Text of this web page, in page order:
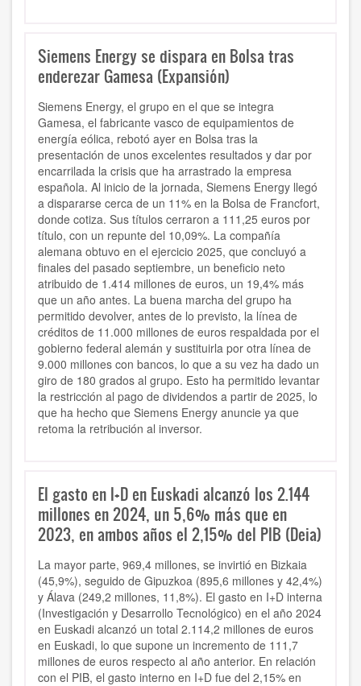
Siemens Energy se dispara en Bolsa tras
enderezar Gamesa (Expansión)
Siemens Energy, el grupo en el que se integra
Gamesa, el fabricante vasco de equipamientos de
energía eólica, rebotó ayer en Bolsa tras la
presentación de unos excelentes resultados y dar por
encarrilada la crisis que ha arrastrado la empresa
española. Al inicio de la jornada, Siemens Energy llegó
a dispararse cerca de un 11% en la Bolsa de Francfort,
donde cotiza. Sus títulos cerraron a 111,25 euros por
título, con un repunte del 10,09%. La compañía
alemana obtuvo en el ejercicio 2025, que concluyó a
finales del pasado septiembre, un beneficio neto
atribuido de 1.414 millones de euros, un 19,4% más
que un año antes. La buena marcha del grupo ha
permitido devolver, antes de lo previsto, la línea de
créditos de 11.000 millones de euros respaldada por el
gobierno federal alemán y sustituirla por otra línea de
9.000 millones con bancos, lo que a su vez ha dado un
giro de 180 grados al grupo. Esto ha permitido levantar
la restricción al pago de dividendos a partir de 2025, lo
que ha hecho que Siemens Energy anuncie ya que
retoma la retribución al inversor.
El gasto en I+D en Euskadi alcanzó los 2.144
millones en 2024, un 5,6% más que en
2023, en ambos años el 2,15% del PIB (Deia)
La mayor parte, 969,4 millones, se invirtió en Bizkaia
(45,9%), seguido de Gipuzkoa (895,6 millones y 42,4%)
y Álava (249,2 millones, 11,8%). El gasto en I+D interna
(Investigación y Desarrollo Tecnológico) en el año 2024
en Euskadi alcanzó un total 2.114,2 millones de euros
en Euskadi, lo que supone un incremento de 111,7
millones de euros respecto al año anterior. En relación
con el PIB, el gasto interno en I+D fue del 2,15% en